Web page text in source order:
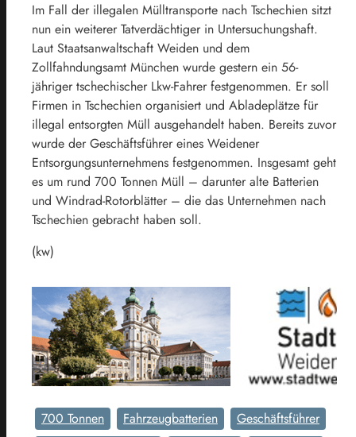
Im Fall der illegalen Mülltransporte nach Tschechien sitzt
nun ein weiterer Tatverdächtiger in Untersuchungshaft.
Laut Staatsanwaltschaft Weiden und dem
Zollfahndungsamt München wurde gestern ein 56-
jähriger tschechischer Lkw-Fahrer festgenommen. Er soll
Firmen in Tschechien organisiert und Abladeplätze für
illegal entsorgten Müll ausgehandelt haben. Bereits zuvor
wurde der Geschäftsführer eines Weidener
Entsorgungsunternehmens festgenommen. Insgesamt geht
es um rund 700 Tonnen Müll – darunter alte Batterien
und Windrad-Rotorblätter – die das Unternehmen nach
Tschechien gebracht haben soll.
(kw)
700 Tonnen Fahrzeugbatterien
Geschäftsführer